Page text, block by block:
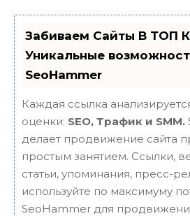
Забиваем Сайты В ТОП
Уникальные
SeoHammer
Каждая ссылка
оценки: SEO, Трафик и SMM.
делает продвижение сайта
простым занятием. Ссылки,
статьи, упоминания, пресс-
используйте по максимуму
SeoHammer для